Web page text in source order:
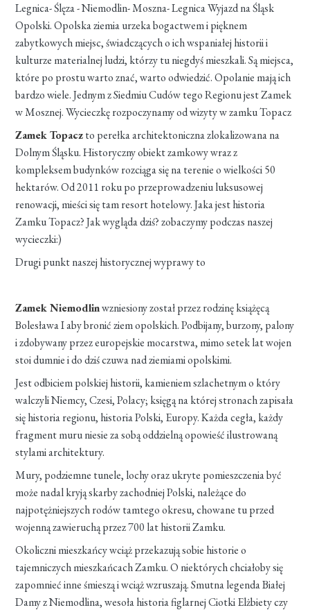
Legnica- Ślęza - Niemodlin- Moszna- Legnica Wyjazd na Śląsk
Opolski. Opolska ziemia urzeka bogactwem i pięknem
zabytkowych miejsc, świadczących o ich wspaniałej historii i
kulturze materialnej ludzi, którzy tu niegdyś mieszkali. Są miejsca,
które po prostu warto znać, warto odwiedzić. Opolanie mają ich
bardzo wiele. Jednym z Siedmiu Cudów tego Regionu jest Zamek
w Mosznej. Wycieczkę rozpoczynamy od wizyty w zamku Topacz
Zamek Topaczto perełka architektoniczna zlokalizowana na
Dolnym Śląsku. Historyczny obiekt zamkowy wraz z
kompleksem budynków rozciąga się na terenie o wielkości 50
hektarów. Od 2011 roku po przeprowadzeniu luksusowej
renowacji, mieści się tam resort hotelowy. Jaka jest historia
Zamku Topacz? Jak wygląda dziś? zobaczymy podczas naszej
wycieczki:)
Drugi punkt naszej historycznej wyprawy to
Zamek Niemodlinwzniesiony został przez rodzinę książęcą
Bolesława I aby bronić ziem opolskich. Podbijany, burzony, palony
i zdobywany przez europejskie mocarstwa, mimo setek lat wojen
stoi dumnie i do dziś czuwa nad ziemiami opolskimi.
Jest odbiciem polskiej historii, kamieniem szlachetnym o który
walczyli Niemcy, Czesi, Polacy; księgą na której stronach zapisała
się historia regionu, historia Polski, Europy. Każda cegła, każdy
fragment muru niesie za sobą oddzielną opowieść ilustrowaną
stylami architektury.
Mury, podziemne tunele, lochy oraz ukryte pomieszczenia być
może nadal kryją skarby zachodniej Polski, należące do
najpotężniejszych rodów tamtego okresu, chowane tu przed
wojenną zawieruchą przez 700 lat historii Zamku.
Okoliczni mieszkańcy wciąż przekazują sobie historie o
tajemniczych mieszkańcach Zamku. O niektórych chciałoby się
zapomnieć inne śmieszą i wciąż wzruszają. Smutna legenda Białej
Damy z Niemodlina, wesoła historia figlarnej Ciotki Elżbiety czy